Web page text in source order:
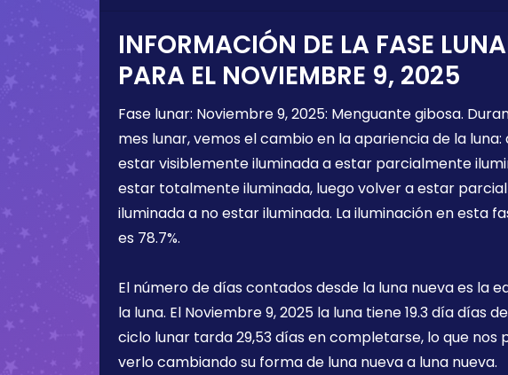
INFORMACIÓN DE LA FASE
PARA EL NOVIEMBRE 9, 2025
Fase lunar: Noviembre 9, 2025: Menguante gibosa.
mes lunar, vemos el cambio en la apariencia de la luna:
estar visiblemente iluminada a estar parcialmente
estar totalmente iluminada, luego volver a estar
iluminada a no estar iluminada. La iluminación en esta
es 78.7%.
El número de días contados desde la luna nueva es la
la luna. El Noviembre 9, 2025 la luna tiene19.3 díadías
ciclo lunar tarda 29,53 días en completarse, lo que nos
verlo cambiando su forma de luna nueva a luna nueva.